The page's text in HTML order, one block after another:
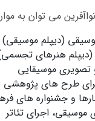
می توان به
(دیپلم موسیقی)
هنرهای
تصویری موسیقایی
طرح های پژوهشی
و جشنواره های
اجرای تئاتر